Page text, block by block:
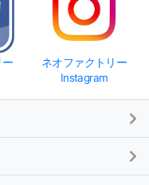
ー
ネオファクトリー
Instagram